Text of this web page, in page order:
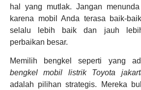
hal yang mutlak. Jangan
karena mobil Anda terasa baik-
selalu lebih baik dan jauh
perbaikan besar.
Memilih bengkel seperti yang
bengkel mobil listrik Toyota
adalah pilihan strategis. Mereka